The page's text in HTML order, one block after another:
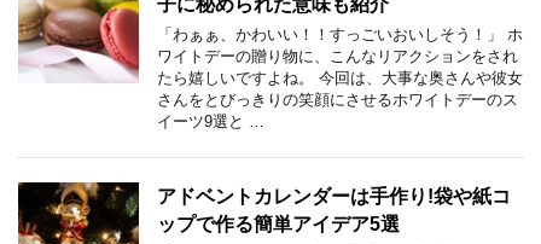
子に秘められた意味も紹介
「わぁぁ、かわいい！！すっごいおいしそう！」 ホ
ワイトデーの贈り物に、こんなリアクションをされ
たら嬉しいですよね。 今回は、大事な奥さんや彼女
さんをとびっきりの笑顔にさせるホワイトデーのス
イーツ9選と …
アドベントカレンダーは手作り!袋や紙コ
ップで作る簡単アイデア5選